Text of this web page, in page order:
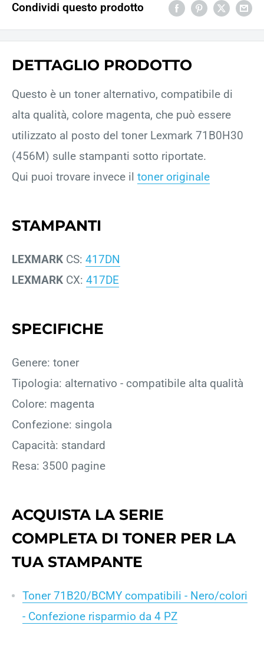
Condividi questo prodotto
DETTAGLIO PRODOTTO
Questo è un toner alternativo, compatibile di
alta qualità, colore magenta, che può essere
utilizzato al posto del toner Lexmark 71B0H30
(456M) sulle stampanti sotto riportate.
Qui puoi trovare invece il toner originale
STAMPANTI
LEXMARK CS: 417DN
LEXMARK CX: 417DE
SPECIFICHE
Genere: toner
Tipologia: alternativo - compatibile alta qualità
Colore: magenta
Confezione: singola
Capacità: standard
Resa: 3500 pagine
ACQUISTA LA SERIE
COMPLETA DI TONER PER LA
TUA STAMPANTE
Toner 71B20/BCMY compatibili - Nero/colori
- Confezione risparmio da 4 PZ